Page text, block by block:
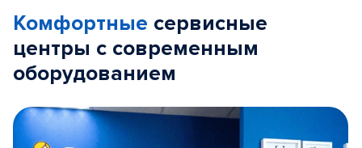
Комфортные сервисные
центры с современным
оборудованием